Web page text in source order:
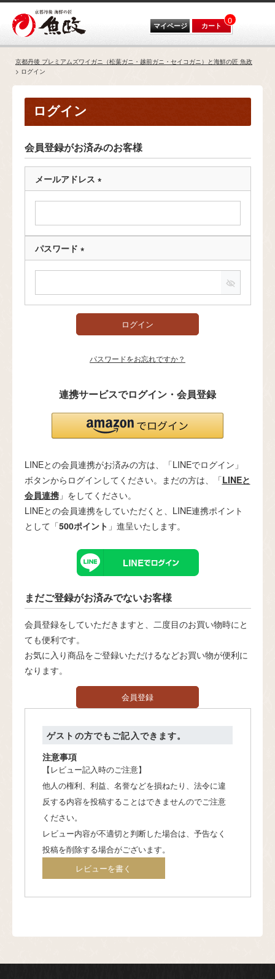
マイページ カート 0
京都丹後 プレミアムズワイガニ（松葉ガニ・越前ガニ・セイコガニ）と海鮮の匠 魚政
ログイン
ログイン
会員登録がお済みのお客様
メールアドレス
須
)
パスワード
須
)
ログイン
パスワードをお忘れですか？
連携サービスでログイン・会員登録
LINEとの会員連携がお済みの方は、「LINEでログイン」
ボタンからログインしてください。まだの方は、「LINEと
会員連携」をしてください。
LINEとの会員連携をしていただくと、LINE連携ポイント
として「500ポイント 」進呈いたします。
まだご登録がお済みでないお客様
会員登録をしていただきますと、二度目のお買い物時にと
ても便利です。
お気に入り商品をご登録いただけるなどお買い物が便利に
なります。
会員登録
ゲストの方でもご記入できます。
注意事項
【レビュー記入時のご注意】
他人の権利、利益、名誉などを損ねたり、法令に違
反する内容を投稿することはできませんのでご注意
ください。
レビュー内容が不適切と判断した場合は、予告なく
投稿を削除する場合がございます。
レビューを書く